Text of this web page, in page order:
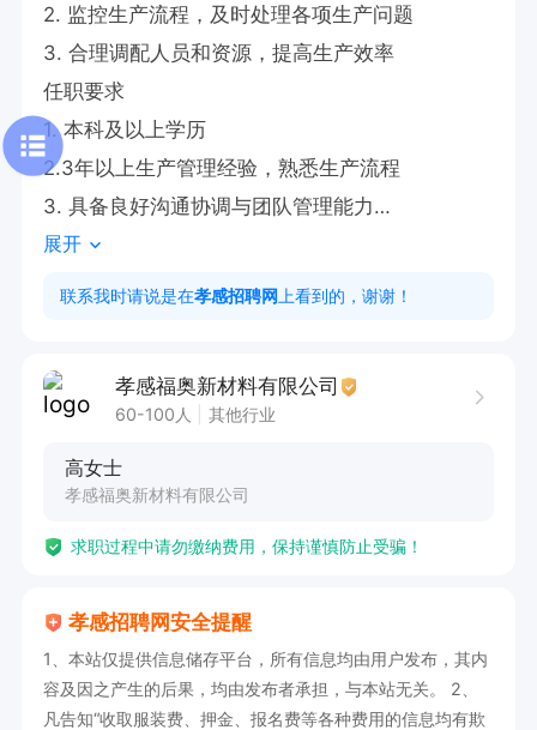
2. 监控生产流程，及时处理各项生产问题
3. 合理调配人员和资源，提高生产效率
任职要求
1. 本科及以上学历
2.3年以上生产管理经验，熟悉生产流程
3. 具备良好沟通协调与团队管理能力
4. 有制造业生产管理经验、0-1生产型企业筹建带
队经验优先
展开
联系我时请说是在孝感招聘网 上看到的，谢谢！
孝感福奥新材料有限公司
60-100人 其他行业
高女士
孝感福奥新材料有限公司
求职过程中请勿缴纳费用，保持谨慎防止受骗！
孝感招聘网安全提醒
1、本站仅提供信息储存平台，所有信息均由用户发布，其内
容及因之产生的后果，均由发布者承担，与本站无关。 2、
凡告知“收取服装费、押金、报名费等各种费用的信息均有欺